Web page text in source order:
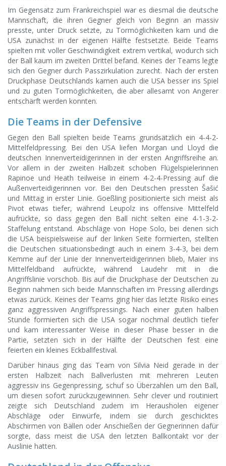
Im Gegensatz zum Frankreichspiel war es diesmal die deutsche
Mannschaft, die ihren Gegner gleich von Beginn an massiv
presste, unter Druck setzte, zu Tormöglichkeiten kam und die
USA zunächst in der eigenen Hälfte festsetzte. Beide Teams
spielten mit voller Geschwindigkeit extrem vertikal, wodurch sich
der Ball kaum im zweiten Drittel befand. Keines der Teams legte
sich den Gegner durch Passzirkulation zurecht. Nach der ersten
Druckphase Deutschlands kamen auch die USA besser ins Spiel
und zu guten Tormöglichkeiten, die aber allesamt von Angerer
entschärft werden konnten.
Die Teams in der Defensive
Gegen den Ball spielten beide Teams grundsätzlich ein 4-4-2-
Mittelfeldpressing. Bei den USA liefen Morgan und Lloyd die
deutschen Innenverteidigerinnen in der ersten Angriffsreihe an.
Vor allem in der zweiten Halbzeit schoben Flügelspielerinnen
Rapinoe und Heath teilweise in einem 4-2-4-Pressing auf die
Außenverteidigerinnen vor. Bei den Deutschen pressten Šašić
und Mittag in erster Linie. Goeßling positionierte sich meist als
Pivot etwas tiefer, während Leupolz ins offensive Mittelfeld
aufrückte, so dass gegen den Ball nicht selten eine 4-1-3-2-
Staffelung entstand. Abschläge von Hope Solo, bei denen sich
die USA beispielsweise auf der linken Seite formierten, stellten
die Deutschen situationsbedingt auch in einem 3-4-3, bei dem
Kemme auf der Linie der Innenverteidigerinnen blieb, Maier ins
Mittelfeldband aufrückte, während Laudehr mit in die
Angriffslinie vorschob. Bis auf die Druckphase der Deutschen zu
Beginn nahmen sich beide Mannschaften im Pressing allerdings
etwas zurück. Keines der Teams ging hier das letzte Risiko eines
ganz aggressiven Angriffspressings. Nach einer guten halben
Stunde formierten sich die USA sogar nochmal deutlich tiefer
und kam interessanter Weise in dieser Phase besser in die
Partie, setzten sich in der Hälfte der Deutschen fest eine
feierten ein kleines Eckballfestival.
Darüber hinaus ging das Team von Silvia Neid gerade in der
ersten Halbzeit nach Ballverlusten mit mehreren Leuten
aggressiv ins Gegenpressing, schuf so Überzahlen um den Ball,
um diesen sofort zurückzugewinnen. Sehr clever und routiniert
zeigte sich Deutschland zudem im Herausholen eigener
Abschläge oder Einwürfe, indem sie durch geschicktes
Abschirmen von Bällen oder Anschießen der Gegnerinnen dafür
sorgte, dass meist die USA den letzten Ballkontakt vor der
Auslinie hatten.